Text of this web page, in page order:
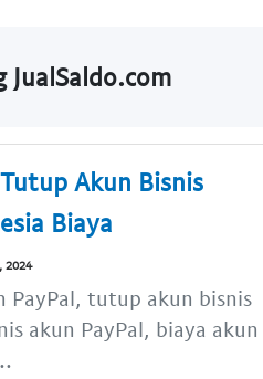
Akun Bisnis
Biaya
2024
PayPal, tutup akun bisnis
akun PayPal, biaya akun